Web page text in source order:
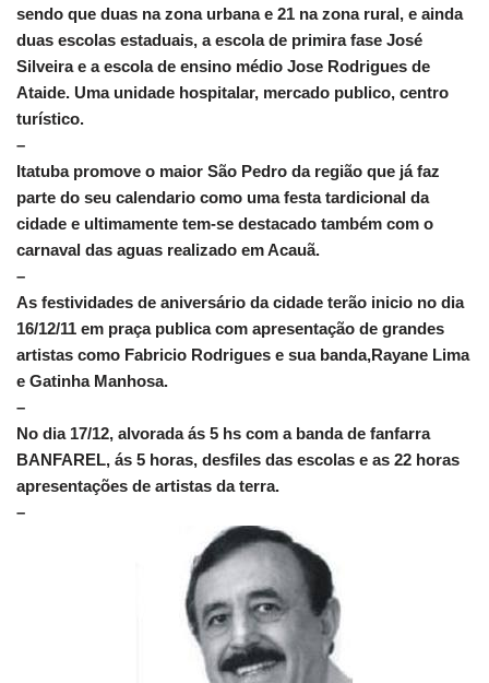
sendo que duas na zona urbana e 21 na zona rural, e ainda
duas escolas estaduais, a escola de primira fase José
Silveira e a escola de ensino médio Jose Rodrigues de
Ataide. Uma unidade hospitalar, mercado publico, centro
turístico.
–
Itatuba promove o maior São Pedro da região que já faz
parte do seu calendario como uma festa tardicional da
cidade e ultimamente tem-se destacado também com o
carnaval das aguas realizado em Acauã.
–
As festividades de aniversário da cidade terão inicio no dia
16/12/11 em praça publica com apresentação de grandes
artistas como Fabricio Rodrigues e sua banda,Rayane Lima
e Gatinha Manhosa.
–
No dia 17/12, alvorada ás 5 hs com a banda de fanfarra
BANFAREL, ás 5 horas, desfiles das escolas e as 22 horas
apresentações de artistas da terra.
–